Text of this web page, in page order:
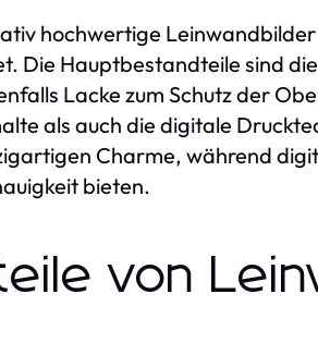
hochwertige
Die Hauptbestandteile sind
Lacke zum Schutz der
als auch die digitale
Charme, während
bieten.
von